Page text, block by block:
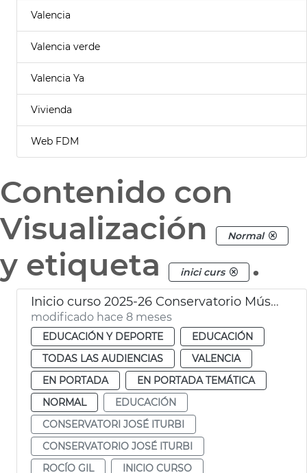
Valencia
Valencia verde
Valencia Ya
Vivienda
Web FDM
Contenido con
Visualización
Normal
y etiqueta inici curs .
Inicio curso 2025-26 Conservatorio Música Jose Iturbi
modificado hace 8 meses
EDUCACIÓN Y DEPORTE
EDUCACIÓN
TODAS LAS AUDIENCIAS
VALENCIA
EN PORTADA
EN PORTADA TEMÁTICA
NORMAL
EDUCACIÓN
CONSERVATORI JOSÉ ITURBI
CONSERVATORIO JOSÉ ITURBI
ROCÍO GIL
INICIO CURSO